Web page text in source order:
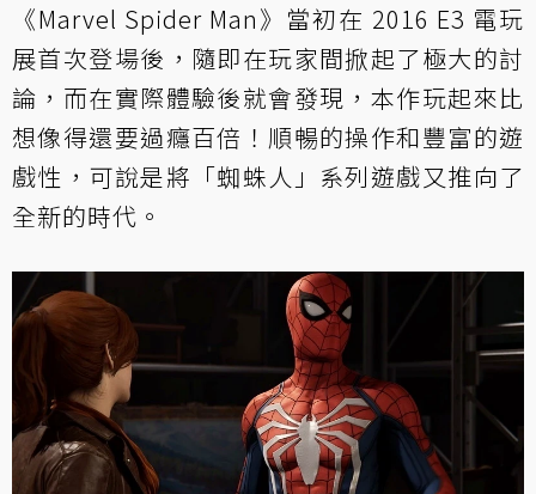
《Marvel Spider Man》當初在 2016 E3 電玩
展首次登場後，隨即在玩家間掀起了極大的討
論，而在實際體驗後就會發現，本作玩起來比
想像得還要過癮百倍！順暢的操作和豐富的遊
戲性，可說是將「蜘蛛人」系列遊戲又推向了
全新的時代。